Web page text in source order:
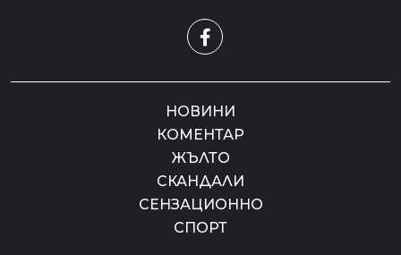
НОВИНИ
КОМЕНТАР
ЖЪЛТО
СКАНДАЛИ
СЕНЗАЦИОННО
СПОРТ